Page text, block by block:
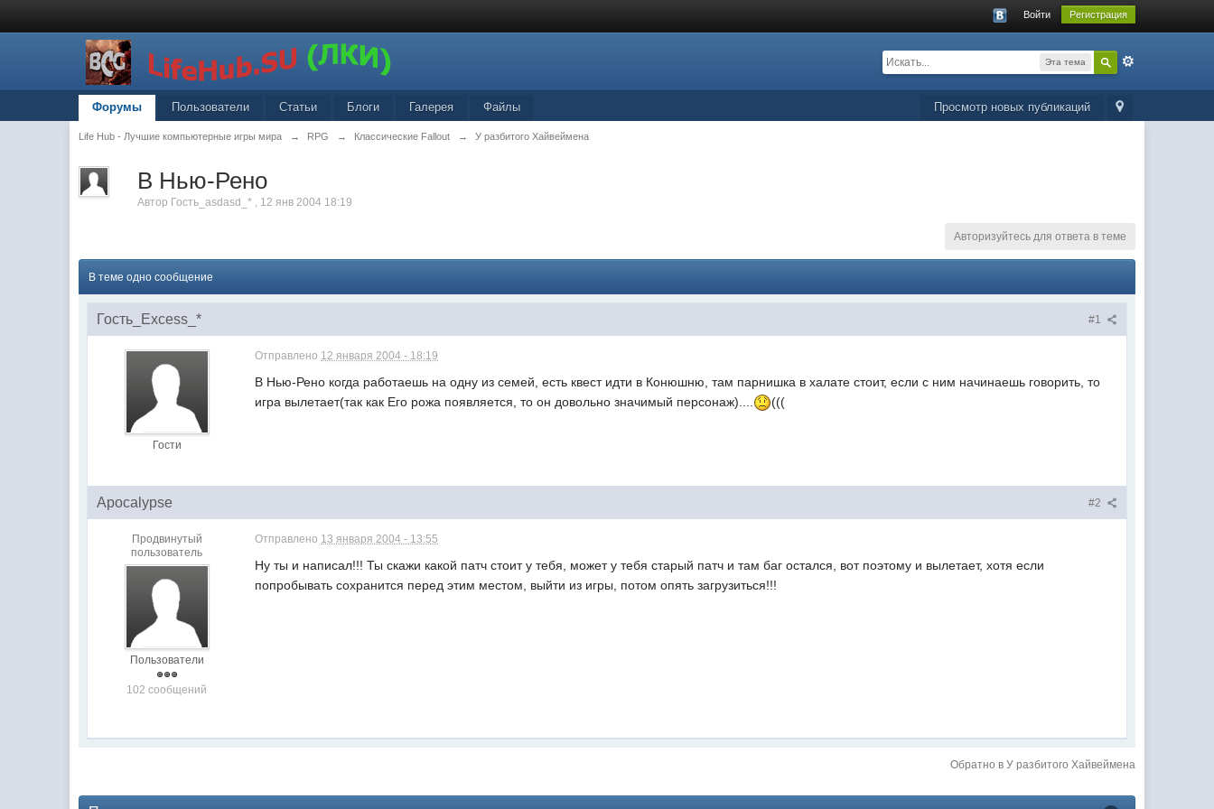
Войти Регистрация
Эта тема
Просмотр новых публикаций
Форумы Пользователи Статьи Блоги Галерея Файлы
Life Hub - Лучшие компьютерные игры мира → RPG → Классические Fallout → У разбитого Хайвеймена
В Нью-Рено
Автор Гость_asdasd_* , 12 янв 2004 18:19
Авторизуйтесь для ответа в теме
В теме одно сообщение
#1
Гость_Excess_*
Гости
Отправлено 12 января 2004 - 18:19
В Нью-Рено когда работаешь на одну из семей, есть квест идти в Конюшню, там парнишка в халате стоит, если с ним начинаешь говорить, то
игра вылетает(так как Его рожа появляется, то он довольно значимый персонаж)....
(((
#2
Apocalypse
Продвинутый
пользователь
Пользователи
102 сообщений
Отправлено 13 января 2004 - 13:55
Ну ты и написал!!! Ты скажи какой патч стоит у тебя, может у тебя старый патч и там баг остался, вот поэтому и вылетает, хотя если
попробывать сохранится перед этим местом, выйти из игры, потом опять загрузиться!!!
Обратно в У разбитого Хайвеймена